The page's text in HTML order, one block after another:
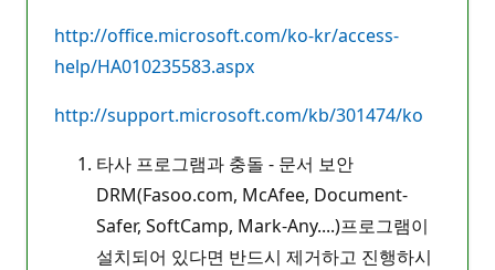
http://office.microsoft.com/ko-kr/access-
help/HA010235583.aspx
http://support.microsoft.com/kb/301474/ko
타사 프로그램과 충돌 - 문서 보안
DRM(Fasoo.com, McAfee, Document-
Safer, SoftCamp, Mark-Any....)프로그램이
설치되어 있다면 반드시 제거하고 진행하시